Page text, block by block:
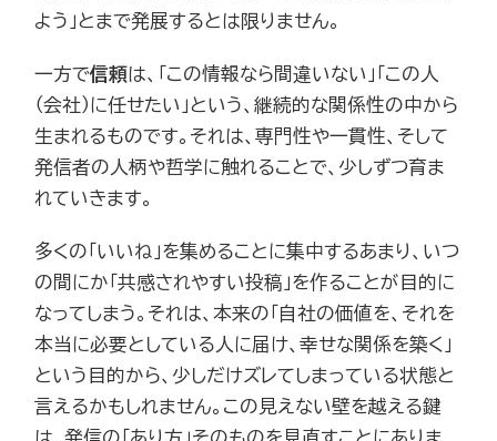
よう」とまで発展するとは限りません。
一方で信頼は、「この情報なら間違いない」「この人
（会社）に任せたい」という、継続的な関係性の中から
生まれるものです。それは、専門性や一貫性、そして
発信者の人柄や哲学に触れることで、少しずつ育ま
れていきます。
多くの「いいね」を集めることに集中するあまり、いつ
の間にか「共感されやすい投稿」を作ることが目的に
なってしまう。それは、本来の「自社の価値を、それを
本当に必要としている人に届け、幸せな関係を築く」
という目的から、少しだけズレてしまっている状態と
言えるかもしれません。この見えない壁を越える鍵
は、発信の「あり方」そのものを見直すことにありま